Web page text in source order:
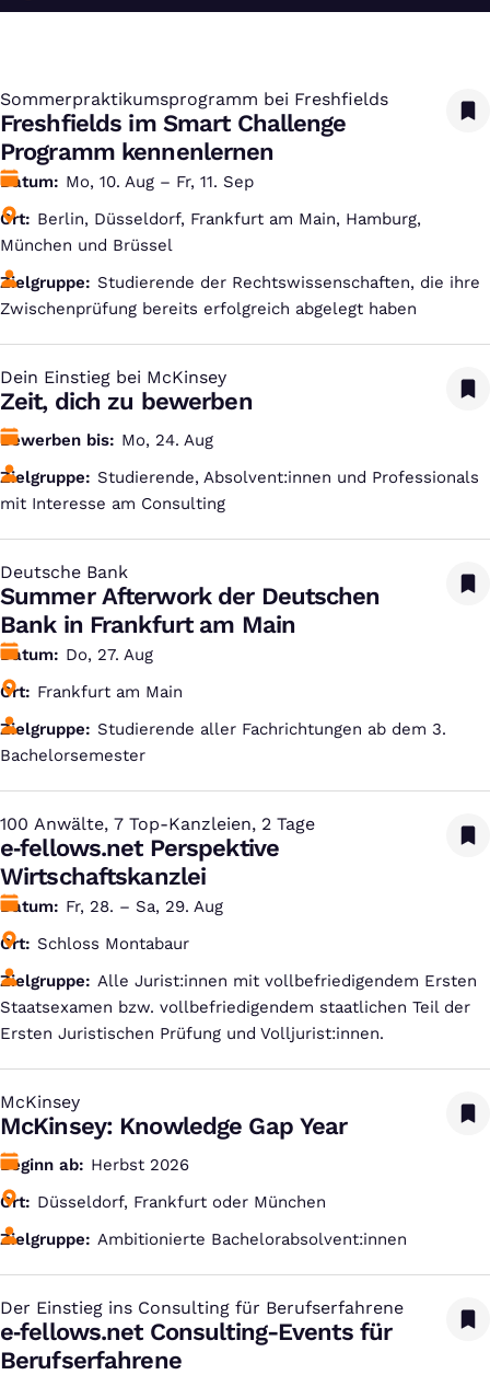
Sommerpraktikumsprogramm bei Freshfields
:
Freshfields im Smart Challenge
Programm kennenlernen
Datum
Mo, 10. Aug – Fr, 11. Sep
Ort
Berlin, Düsseldorf, Frankfurt am Main, Hamburg,
München und Brüssel
Zielgruppe
Studierende der Rechtswissenschaften, die ihre
Zwischenprüfung bereits erfolgreich abgelegt haben
Dein Einstieg bei McKinsey
:
Zeit, dich zu bewerben
Bewerben bis
Mo, 24. Aug
Zielgruppe
Studierende, Absolvent:innen und Professionals
mit Interesse am Consulting
Deutsche Bank
:
Summer Afterwork der Deutschen
Bank in Frankfurt am Main
Datum
Do, 27. Aug
Ort
Frankfurt am Main
Zielgruppe
Studierende aller Fachrichtungen ab dem 3.
Bachelorsemester
100 Anwälte, 7 Top-Kanzleien, 2 Tage
:
e‑fellows.net Perspektive
Wirtschaftskanzlei
Datum
Fr, 28. – Sa, 29. Aug
Ort
Schloss Montabaur
Zielgruppe
Alle Jurist:innen mit vollbefriedigendem Ersten
Staatsexamen bzw. vollbefriedigendem staatlichen Teil der
Ersten Juristischen Prüfung und Volljurist:innen.
McKinsey
:
McKinsey: Knowledge Gap Year
Beginn ab
Herbst 2026
Ort
Düsseldorf, Frankfurt oder München
Zielgruppe
Ambitionierte Bachelorabsolvent:innen
Der Einstieg ins Consulting für Berufserfahrene
:
e‑fellows.net Consulting-Events für
Berufserfahrene